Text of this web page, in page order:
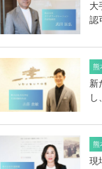
大
認
熊
新
し
熊
現